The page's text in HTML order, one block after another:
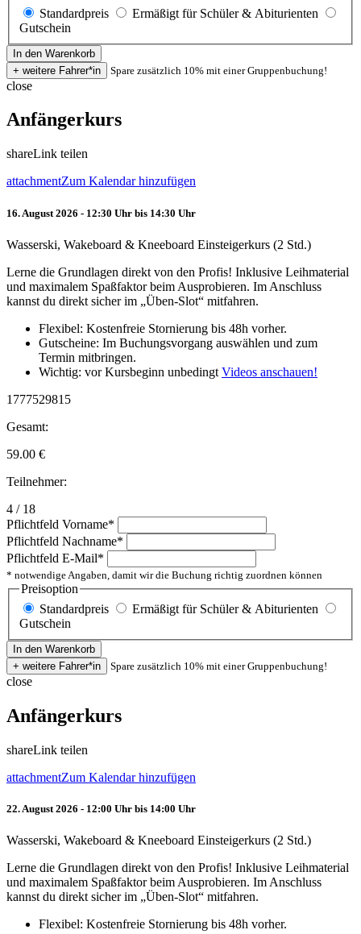
Standardpreis
Ermäßigt für Schüler & Abiturienten
Gutschein
Spare zusätzlich 10% mit einer Gruppenbuchung!
close
Anfängerkurs
shareLink teilen
attachmentZum Kalendar hinzufügen
16. August 2026 - 12:30 Uhr bis 14:30 Uhr
Wasserski, Wakeboard & Kneeboard Einsteigerkurs (2 Std.)
Lerne die Grundlagen direkt von den Profis! Inklusive Leihmaterial
und maximalem Spaßfaktor beim Ausprobieren. Im Anschluss
kannst du direkt sicher im „Üben-Slot“ mitfahren.
Flexibel: Kostenfreie Stornierung bis 48h vorher.
Gutscheine: Im Buchungsvorgang auswählen und zum
Termin mitbringen.
Wichtig: vor Kursbeginn unbedingt Videos anschauen!
1777529815
Gesamt:
59.00 €
Teilnehmer:
4 / 18
Pflichtfeld Vorname*
Pflichtfeld Nachname*
Pflichtfeld E-Mail*
* notwendige Angaben, damit wir die Buchung richtig zuordnen können
Preisoption
Standardpreis
Ermäßigt für Schüler & Abiturienten
Gutschein
Spare zusätzlich 10% mit einer Gruppenbuchung!
close
Anfängerkurs
shareLink teilen
attachmentZum Kalendar hinzufügen
22. August 2026 - 12:00 Uhr bis 14:00 Uhr
Wasserski, Wakeboard & Kneeboard Einsteigerkurs (2 Std.)
Lerne die Grundlagen direkt von den Profis! Inklusive Leihmaterial
und maximalem Spaßfaktor beim Ausprobieren. Im Anschluss
kannst du direkt sicher im „Üben-Slot“ mitfahren.
Flexibel: Kostenfreie Stornierung bis 48h vorher.